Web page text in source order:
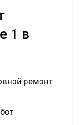
1 в
ремонт